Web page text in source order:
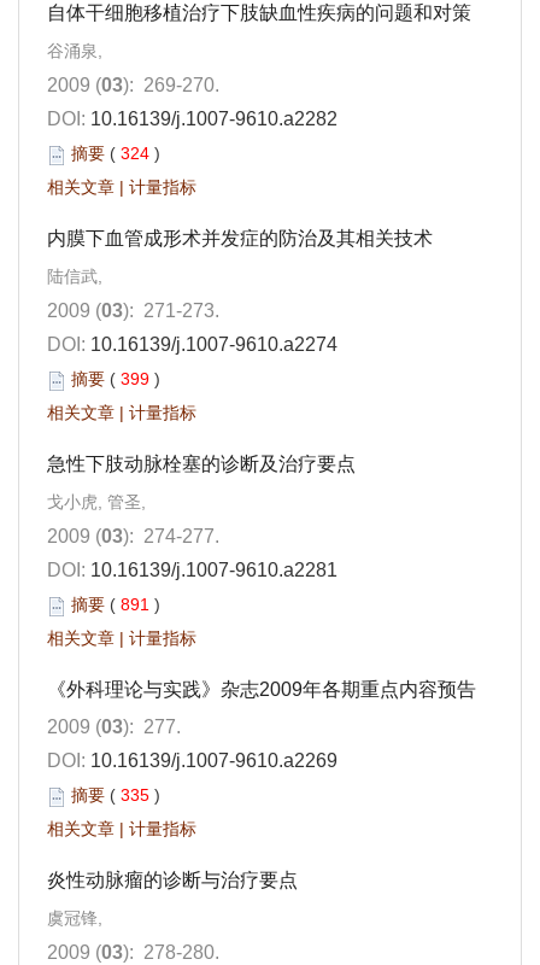
自体干细胞移植治疗下肢缺血性疾病的问题和对策
谷涌泉,
2009 (03): 269-270.
DOI: 10.16139/j.1007-9610.a2282
摘要 ( 324 )
相关文章 | 计量指标
内膜下血管成形术并发症的防治及其相关技术
陆信武,
2009 (03): 271-273.
DOI: 10.16139/j.1007-9610.a2274
摘要 ( 399 )
相关文章 | 计量指标
急性下肢动脉栓塞的诊断及治疗要点
戈小虎, 管圣,
2009 (03): 274-277.
DOI: 10.16139/j.1007-9610.a2281
摘要 ( 891 )
相关文章 | 计量指标
《外科理论与实践》杂志2009年各期重点内容预告
2009 (03): 277.
DOI: 10.16139/j.1007-9610.a2269
摘要 ( 335 )
相关文章 | 计量指标
炎性动脉瘤的诊断与治疗要点
虞冠锋,
2009 (03): 278-280.